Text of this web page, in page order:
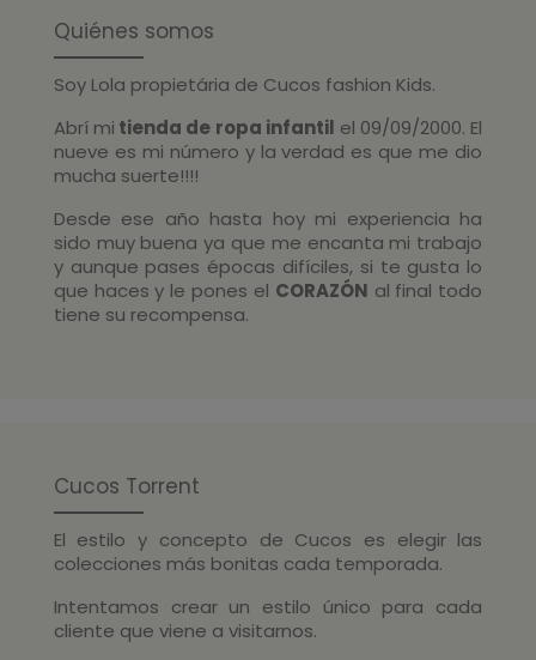
Quiénes somos
Soy Lola propietária de Cucos fashion Kids.
Abrí mi tienda de ropa infantil el 09/09/2000. El
nueve es mi número y la verdad es que me dio
mucha suerte!!!!
Desde ese año hasta hoy mi experiencia ha
sido muy buena ya que me encanta mi trabajo
y aunque pases épocas difíciles, si te gusta lo
que haces y le pones el CORAZÓN al final todo
tiene su recompensa.
Cucos Torrent
El estilo y concepto de Cucos es elegir las
colecciones más bonitas cada temporada.
Intentamos crear un estilo único para cada
cliente que viene a visitarnos.